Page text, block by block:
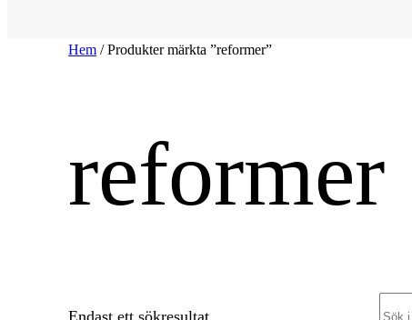
Hem / Produkter märkta ”reformer”
reformer